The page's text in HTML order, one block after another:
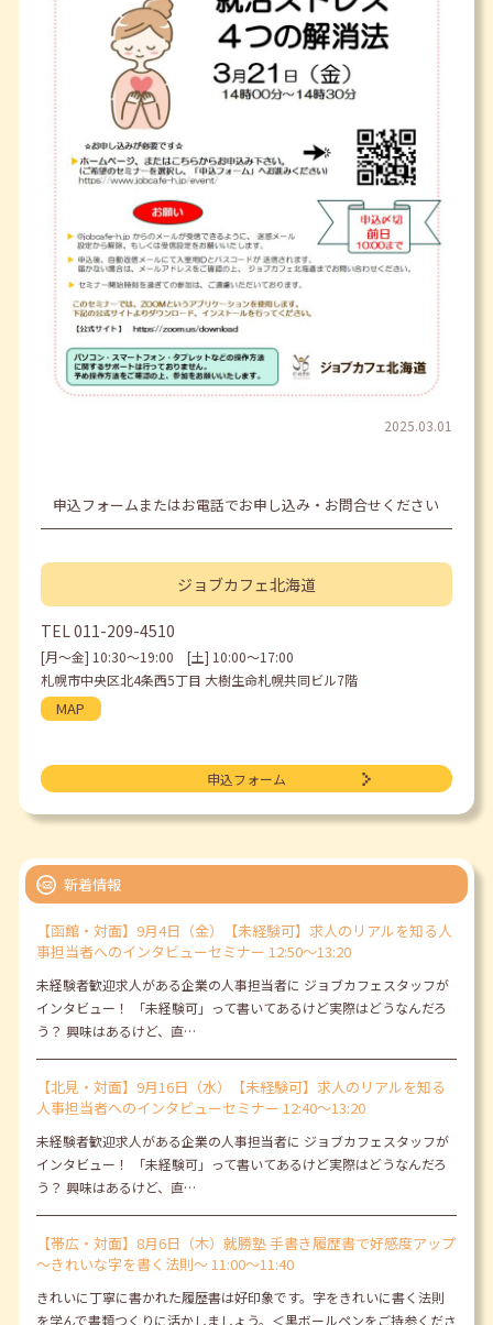
2025.03.01
申込フォームまたはお電話でお申し込み・お問合せください
ジョブカフェ北海道
TEL011-209-4510
[月〜金] 10:30〜19:00 [土] 10:00〜17:00
札幌市中央区北4条西5丁目 大樹生命札幌共同ビル7階
MAP
申込フォーム
新着情報
【函館・対面】9月4日（金）【未経験可】求人のリアルを知る人
事担当者へのインタビューセミナー 12:50～13:20
未経験者歓迎求人がある企業の人事担当者に ジョブカフェスタッフが
インタビュー！ 「未経験可」って書いてあるけど実際はどうなんだろ
う？ 興味はあるけど、直…
【北見・対面】9月16日（水）【未経験可】求人のリアルを知る
人事担当者へのインタビューセミナー 12:40～13:20
未経験者歓迎求人がある企業の人事担当者に ジョブカフェスタッフが
インタビュー！ 「未経験可」って書いてあるけど実際はどうなんだろ
う？ 興味はあるけど、直…
【帯広・対面】8月6日（木）就勝塾 手書き履歴書で好感度アップ
～きれいな字を書く法則～ 11:00～11:40
きれいに丁寧に書かれた履歴書は好印象です。字をきれいに書く法則
を学んで書類つくりに活かしましょう。＜黒ボールペンをご持参くださ